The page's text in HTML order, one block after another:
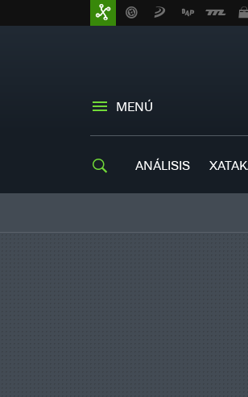
MENÚ
ANÁLISIS